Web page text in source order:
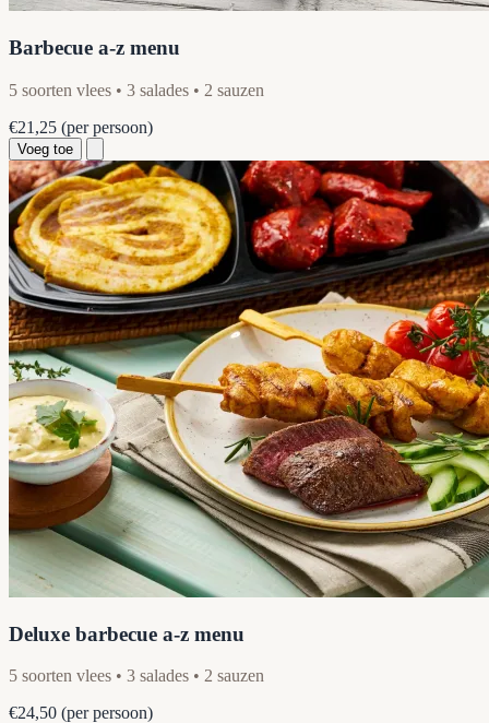
Barbecue a-z menu
5 soorten vlees • 3 salades • 2 sauzen
€21,25 (per persoon)
Voeg toe
Deluxe barbecue a-z menu
5 soorten vlees • 3 salades • 2 sauzen
€24,50 (per persoon)